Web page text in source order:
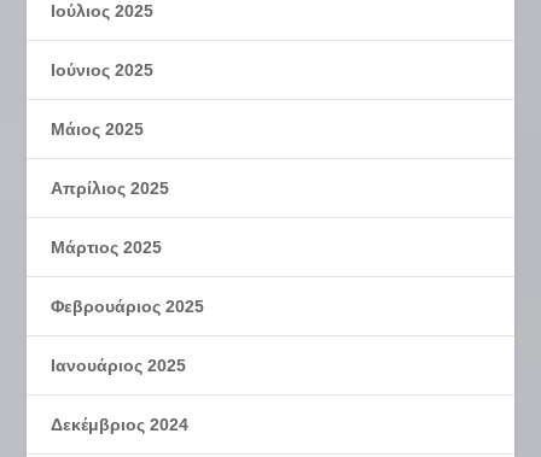
Ιούλιος 2025
Ιούνιος 2025
Μάιος 2025
Απρίλιος 2025
Μάρτιος 2025
Φεβρουάριος 2025
Ιανουάριος 2025
Δεκέμβριος 2024